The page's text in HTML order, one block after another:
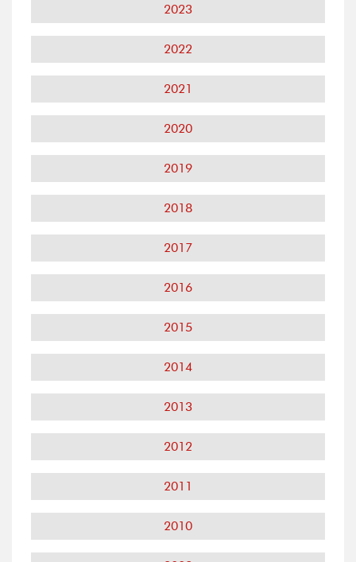
2023
2022
2021
2020
2019
2018
2017
2016
2015
2014
2013
2012
2011
2010